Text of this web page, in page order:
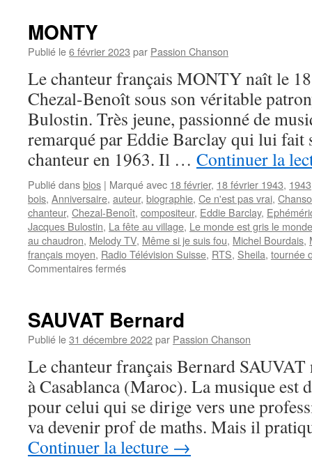
MONTY
Publié le6 février 2023 par Passion Chanson
Le chanteur français MONTY naît le
Chezal-Benoît sous son véritable
Bulostin. Très jeune, passionné de
remarqué par Eddie Barclay qui lui fait
chanteur en 1963. Il … Continuer la
Publié dansbios | Marqué avec 18 février, 18 février 1943, 1943
bois, Anniversaire, auteur, biographie, Ce n'est pas vrai,
chanteur, Chezal-Benoît, compositeur, Eddie Barclay,
Jacques Bulostin, La fête au village, Le monde est gris le
au chaudron, Melody TV, Même si je suis fou, Michel Bourdais,
français moyen, Radio Télévision Suisse, RTS, Sheila, tournée
Commentaires ferméssur
SAUVAT Bernard
Publié le31 décembre 2022par Passion Chanson
Le chanteur français Bernard
à Casablanca (Maroc). La musique est
pour celui qui se dirige vers une
va devenir prof de maths. Mais il
Continuer la lecture →